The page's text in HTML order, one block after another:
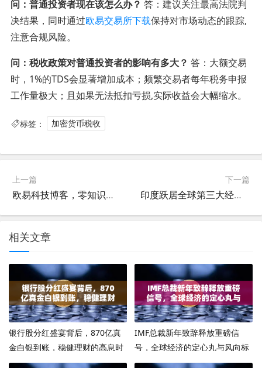
问：普通投资者现在该怎么办？ 答：建议关注最高法院判
决结果，同时通过欧易交易所下载保持对市场动态的跟踪,
注意合规风险。
问：税收政策对普通投资者的影响有多大？ 答：大额交易
时，1%的TDS会显著增加成本；频繁交易者每年税务申报
工作量极大；且如果无法抵扣亏损,实际收益会大幅缩水。
标签： 加密货币税收
上一篇
欧易科技博客，零知识证明如何成为AI模型隐私的隐形盾牌
下一篇
印度跃居全球第三大经济体，数字经济增速领跑全球—欧易交易所官网深度解析
相关文章
银行股分红盛宴背后，870亿真
金白银到账，稳健理财的高息时
代还能火多久？
IMF总裁新年致辞释放重磅信
号，全球经济的定心丸与风向标